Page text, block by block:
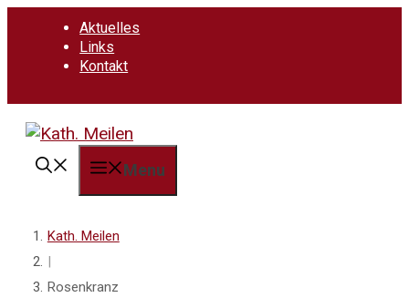
Aktuelles
Links
Kontakt
Menu
Kath. Meilen
|
Rosenkranz